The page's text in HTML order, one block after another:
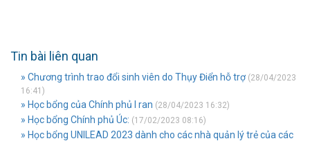
Tin bài liên quan
» Chương trình trao đổi sinh viên do Thụy Điển hỗ trợ(28/04/2023
16:41)
» Học bổng của Chính phủ I ran (28/04/2023 16:32)
» Học bổng Chính phủ Úc: (17/02/2023 08:16)
» Học bổng UNILEAD 2023 dành cho các nhà quản lý trẻ của các